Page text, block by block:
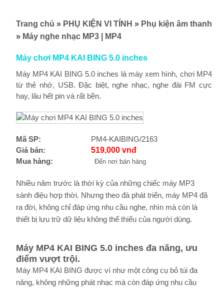
Máy chơi MP4 KAI BING 5.0 inches
Máy MP4 KAI BING 5.0 inches là máy xem hình, chơi MP4
từ thẻ nhớ, USB. Đặc biệt, nghe nhạc, nghe đài FM cực
hay, lâu hết pin và rất bền.
Mã SP:
PM4-KAIBING/2163
Giá bán:
519,000 vnđ
Mua hàng:
Đến nơi bán hàng
Nhiều năm trước là thời kỳ của những chiếc máy MP3
sành điệu hợp thời. Nhưng theo đà phát triển, máy MP4 đã
ra đời, không chỉ đáp ứng nhu cầu nghe, nhìn mà còn là
thiết bị lưu trữ dữ liệu không thể thiếu của người dùng.
Máy MP4 KAI BING 5.0 inches đa năng, ưu
điểm vượt trội.
Máy MP4 KAI BING được ví như một công cụ bỏ túi đa
năng, không những phát nhạc mà còn đáp ứng nhu cầu
Trang chủ » PHỤ KIỆN VI TÍNH » Phụ kiện âm thanh
» Máy nghe nhạc MP3 | MP4